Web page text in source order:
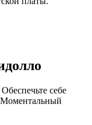
себе